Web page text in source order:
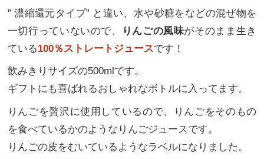
” 濃縮還元タイプ” と違い、水や砂糖をなどの混ぜ物を
一切行っていないので、
りんごの風味がそのまま生き
ている100％ストレートジュースです！
飲みきりサイズの500mlです。
ギフトにも喜ばれるおしゃれなボトルに入ってます。
りんごを贅沢に使用しているので、りんごをそのもの
を食べているかのようなりんごジュースです。
りんごの皮をむいているようなラベルになりました。